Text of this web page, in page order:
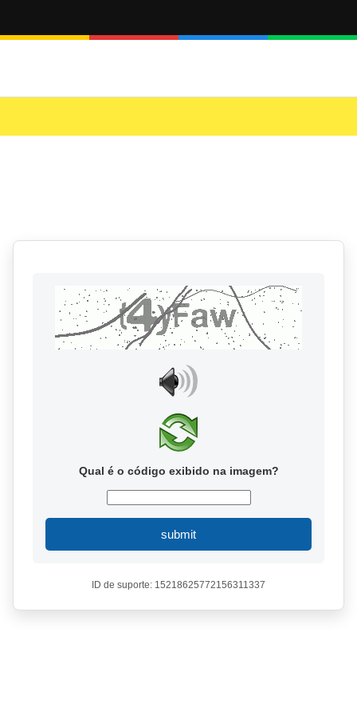
Qual é o código exibido na imagem?
submit
ID de suporte: 15218625772156311337